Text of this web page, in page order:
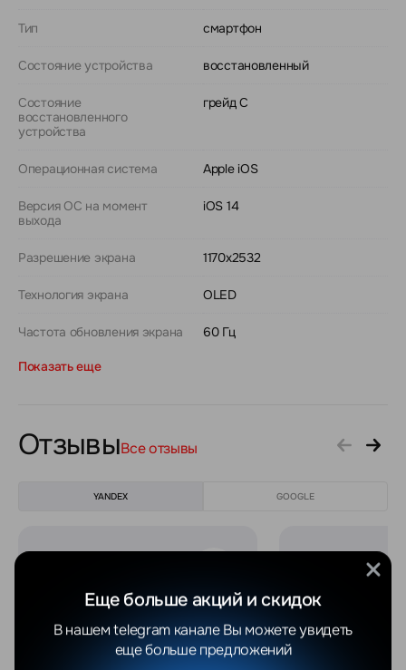
Тип смартфон
Состояние устройства восстановленный
Состояние
восстановленного
устройства
грейд C
Операционная система Apple iOS
Версия ОС на момент
выхода
iOS 14
Разрешение экрана 1170x2532
Технология экрана OLED
Частота обновления экрана 60 Гц
Показать еще
ОтзывыВсе отзывы
YANDEX GOOGLE
Добрый день!Покупали
телефон в магазине....все
04.08.2026
Отличный
Еще больше акций и скидок
В нашем telegram канале Вы можете увидеть
еще больше предложений